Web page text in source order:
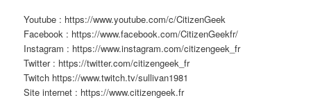
Youtube : https://www.youtube.com/c/CitizenGeek
Facebook : https://www.facebook.com/CitizenGeekfr/
Instagram : https://www.instagram.com/citizengeek_fr
Twitter : https://twitter.com/citizengeek_fr
Twitch https://www.twitch.tv/sullivan1981
Site internet : https://www.citizengeek.fr